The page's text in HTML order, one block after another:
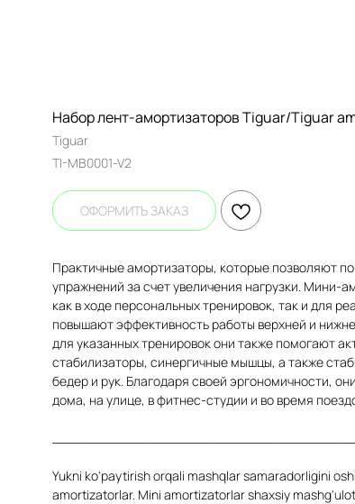
Набор лент-амортизаторов Tiguar/Tiguar
Tiguar
TI-MB0001-V2
ОФОРМИТЬ ЗАКАЗ
Практичные амортизаторы, которые позволяют
упражнений за счет увеличения нагрузки. Мини-
как в ходе персональных тренировок, так и для
повышают эффективность работы верхней и
для указанных тренировок они также помогают
стабилизаторы, синергичные мышцы, а также
бедер и рук. Благодаря своей эргономичности,
дома, на улице, в фитнес-студии и во время
Yukni ko'paytirish orqali mashqlar samaradorligini
amortizatorlar. Mini amortizatorlar shaxsiy